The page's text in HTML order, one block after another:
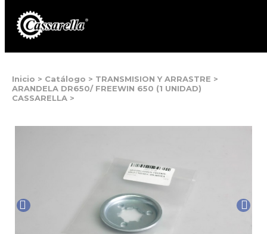
Inicio > Catálogo > TRANSMISION Y ARRASTRE >
ARANDELA DR650/ FREEWIN 650 (1 UNIDAD)
CASSARELLA >